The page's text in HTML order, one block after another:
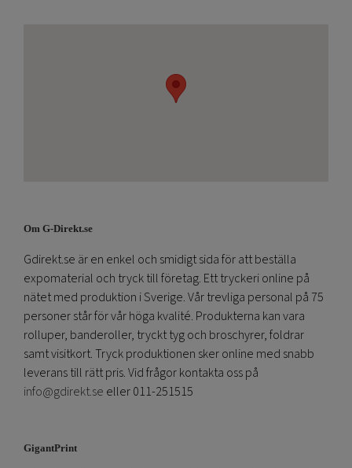
Om G-Direkt.se
Gdirekt.se är en enkel och smidigt sida för att beställa
expomaterial och tryck till företag. Ett tryckeri online på
nätet med produktion i Sverige. Vår trevliga personal på 75
personer står för vår höga kvalité. Produkterna kan vara
rolluper, banderoller, tryckt tyg och broschyrer, foldrar
samt visitkort. Tryck produktionen sker online med snabb
leverans till rätt pris. Vid frågor kontakta oss på
info@gdirekt.se eller 011-251515
GigantPrint